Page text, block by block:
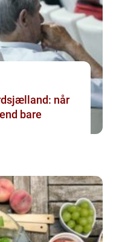
når
bare